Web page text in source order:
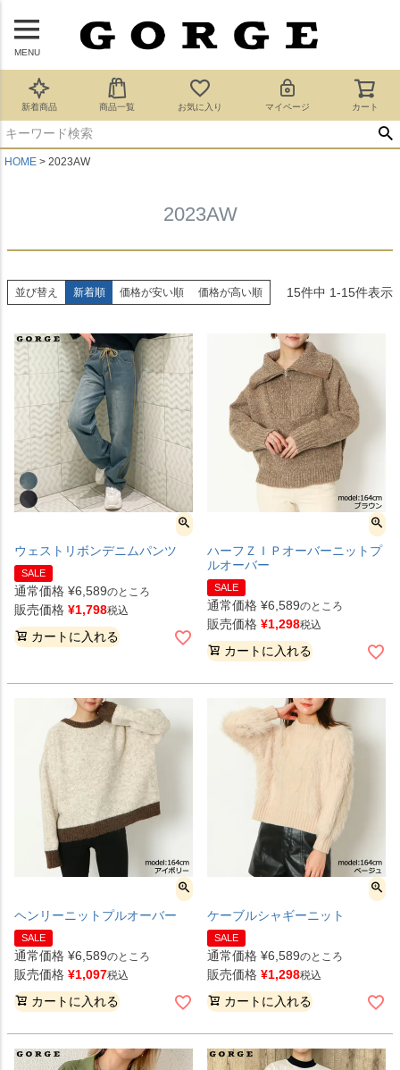
MENU
新着商品 商品一覧 お気に入り マイページ カート
HOME 2023AW
2023AW
並び替え 新着順 価格が安い順 価格が高い順 15件中 1-15件表示
ウェストリボンデニムパンツ
SALE
通常価格 ¥6,589のところ
販売価格 ¥1,798税込
カートに入れる
ハーフＺＩＰオーバーニットプ
ルオーバー
SALE
通常価格 ¥6,589のところ
販売価格 ¥1,298税込
カートに入れる
ヘンリーニットプルオーバー
SALE
通常価格 ¥6,589のところ
販売価格 ¥1,097税込
カートに入れる
ケーブルシャギーニット
SALE
通常価格 ¥6,589のところ
販売価格 ¥1,298税込
カートに入れる